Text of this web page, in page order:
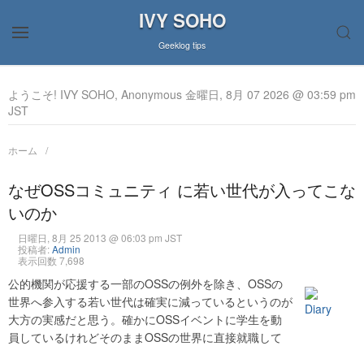
IVY SOHO
Geeklog tips
ようこそ! IVY SOHO, Anonymous 金曜日, 8月 07 2026 @ 03:59 pm
JST
ホーム
なぜOSSコミュニティ に若い世代が入ってこな
いのか
日曜日, 8月 25 2013 @ 06:03 pm JST
投稿者:Admin
表示回数 7,698
公的機関が応援する一部のOSSの例外を除き、OSSの
世界へ参入する若い世代は確実に減っているというのが
大方の実感だと思う。確かにOSSイベントに学生を動
員しているけれどそのままOSSの世界に直接就職して